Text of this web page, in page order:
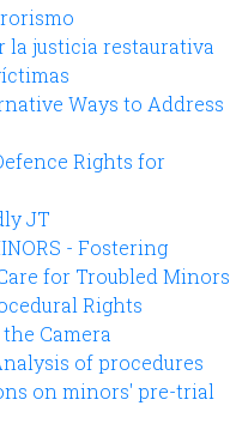
la justicia restaurativa
Ways to Address
Rights for
JT
- Fostering
for Troubled Minors
Rights
Camera
of procedures
on minors' pre-trial